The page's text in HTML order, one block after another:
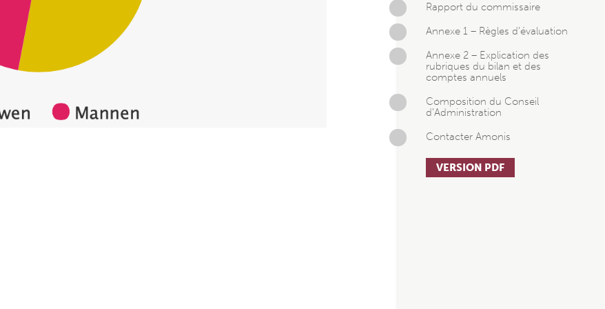
Rapport du commissaire
Annexe 1 – Règles d’évaluation
Annexe 2 – Explication des
rubriques du bilan et des
comptes annuels
Composition du Conseil
d’Administration
Contacter Amonis
VERSION PDF